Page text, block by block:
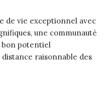
de vie exceptionnel avec
une communauté
potentiel
raisonnable des